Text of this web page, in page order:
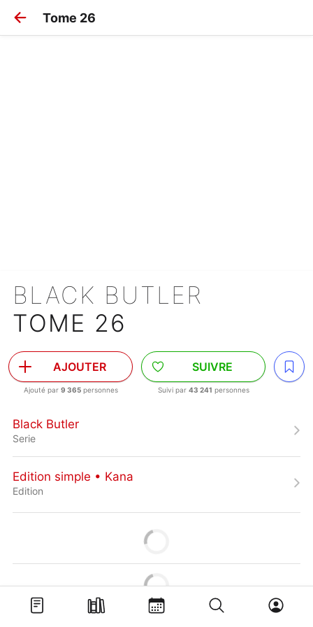
Tome 26
BLACK BUTLER
TOME 26
AJOUTER
Ajouté par 9 365personnes
SUIVRE
Suivi par 43 241 personnes
Black Butler
Serie
Edition simple • Kana
Edition